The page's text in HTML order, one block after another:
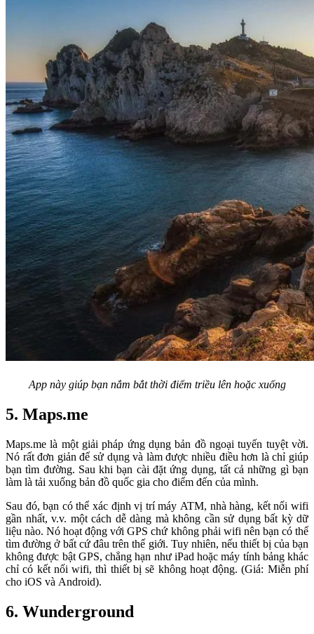
App này giúp bạn nắm bắt thời điểm triều lên hoặc xuống
5. Maps.me
Maps.me là một giải pháp ứng dụng bản đồ ngoại tuyến tuyệt vời.
Nó rất đơn giản để sử dụng và làm được nhiều điều hơn là chỉ giúp
bạn tìm đường. Sau khi bạn cài đặt ứng dụng, tất cả những gì bạn
làm là tải xuống bản đồ quốc gia cho điểm đến của mình.
Sau đó, bạn có thể xác định vị trí máy ATM, nhà hàng, kết nối wifi
gần nhất, v.v. một cách dễ dàng mà không cần sử dụng bất kỳ dữ
liệu nào. Nó hoạt động với GPS chứ không phải wifi nên bạn có thể
tìm đường ở bất cứ đâu trên thế giới. Tuy nhiên, nếu thiết bị của bạn
không được bật GPS, chẳng hạn như iPad hoặc máy tính bảng khác
chỉ có kết nối wifi, thì thiết bị sẽ không hoạt động. (Giá: Miễn phí
cho iOS và Android).
6. Wunderground